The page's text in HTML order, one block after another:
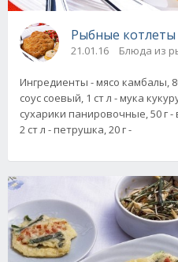
Рыбные
21.01.16 Блюда из
Ингредиенты - мясо камбалы,
соус соевый, 1 ст л - мука
сухарики панировочные, 50 г -
2 ст л - петрушка, 20 г -